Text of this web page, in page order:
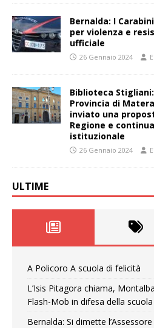
Bernalda: I
per violenza e
ufficiale
26 Gennaio 2024
Biblioteca
Provincia di
inviato una
Regione e
istituzionale
26 Gennaio 2024
ULTIME
A Policoro A scuola di felicità
L’Isis Pitagora chiama,
Flash-Mob in difesa della
Bernalda: Si dimette